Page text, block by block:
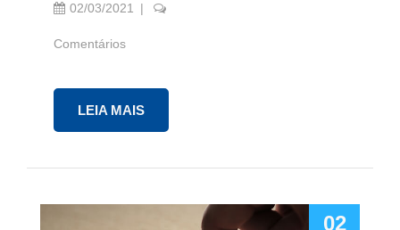
02/03/2021
Comentários
LEIA MAIS
02